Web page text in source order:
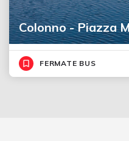
Colonno - Piazza
FERMATE BUS